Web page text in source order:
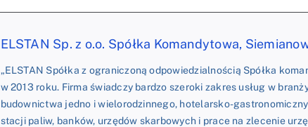
ELSTAN Sp. z o.o. Spółka Komandytowa,
„ELSTAN Spółka z ograniczoną odpowiedzialnością Spółka
w 2013 roku. Firma świadczy bardzo szeroki zakres usług w
budownictwa jedno i wielorodzinnego, hotelarsko-
stacji paliw, banków, urzędów skarbowych i prace na zlecenie